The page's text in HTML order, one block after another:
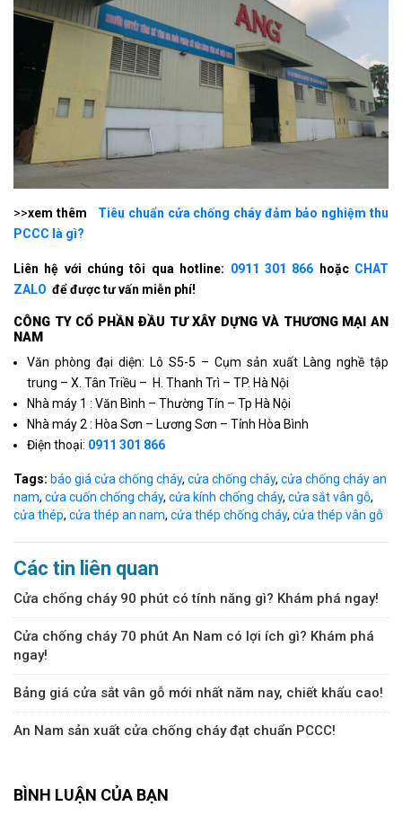
>>xem thêm
Tiêu chuẩn cửa chống cháy đảm bảo nghiệm thu
PCCC là gì?
Liên hệ với chúng tôi qua hotline: 0911 301 866 hoặcCHAT
ZALO để được tư vấn miễn phí!
CÔNG TY CỔ PHẦN ÐẦU TƯ XÂY DỰNG VÀ THƯƠNG MẠI AN
NAM
Văn phòng đại diện: Lô S5-5 – Cụm sản xuất Làng nghề tập
trung – X. Tân Triều – H. Thanh Trì – TP. Hà Nội
Nhà máy 1 : Văn Bình – Thường Tín – Tp Hà Nội
Nhà máy 2 : Hòa Sơn – Lương Sơn – Tỉnh Hòa Bình
Điện thoại: 0911 301 866
Tags: báo giá cửa chống cháy, cửa chống cháy, cửa chống cháy an
nam, cửa cuốn chống cháy, cửa kính chống cháy, cửa sắt vân gỗ,
cửa thép, cửa thép an nam, cửa thép chống cháy, cửa thép vân gỗ
Các tin liên quan
Cửa chống cháy 90 phút có tính năng gì? Khám phá ngay!
Cửa chống cháy 70 phút An Nam có lợi ích gì? Khám phá
ngay!
Bảng giá cửa sắt vân gỗ mới nhất năm nay, chiết khấu cao!
An Nam sản xuất cửa chống cháy đạt chuẩn PCCC!
BÌNH LUẬN CỦA BẠN